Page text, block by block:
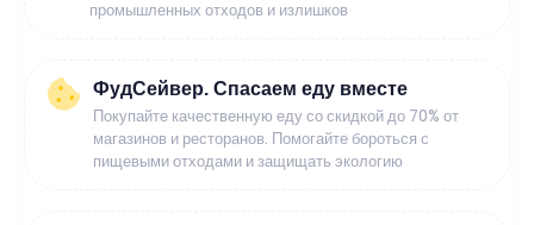
промышленных отходов и излишков
ФудСейвер. Спасаем еду вместе
Покупайте качественную еду со скидкой до 70% от
магазинов и ресторанов. Помогайте бороться с
пищевыми отходами и защищать экологию